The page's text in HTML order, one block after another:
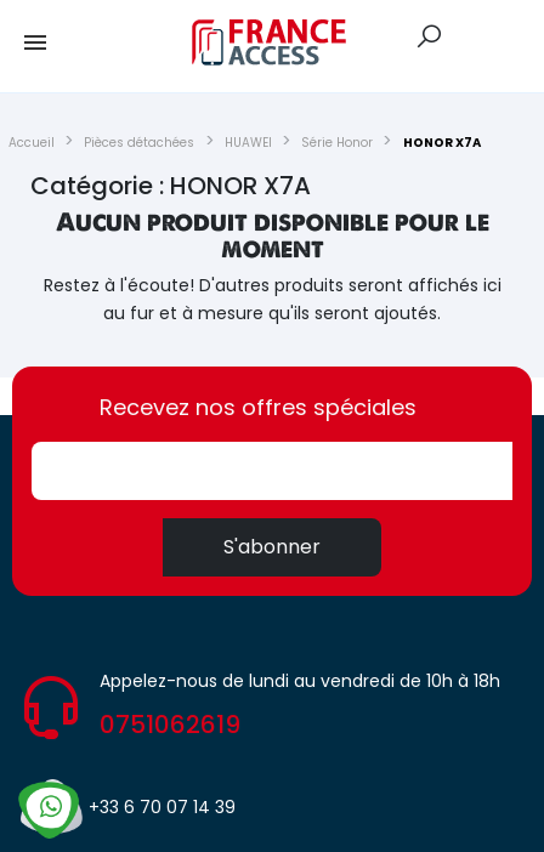
Accueil Pièces détachées HUAWEI Série Honor HONOR X7A
Catégorie : HONOR X7A
Aucun produit disponible pour le
moment
Restez à l'écoute! D'autres produits seront affichés ici
au fur et à mesure qu'ils seront ajoutés.
https://france-
access.fr
https://france-
access.fr
Recevez nos offres spéciales
S'abonner
Appelez-nous de lundi au vendredi de 10h à 18h
0751062619
+33 6 70 07 14 39